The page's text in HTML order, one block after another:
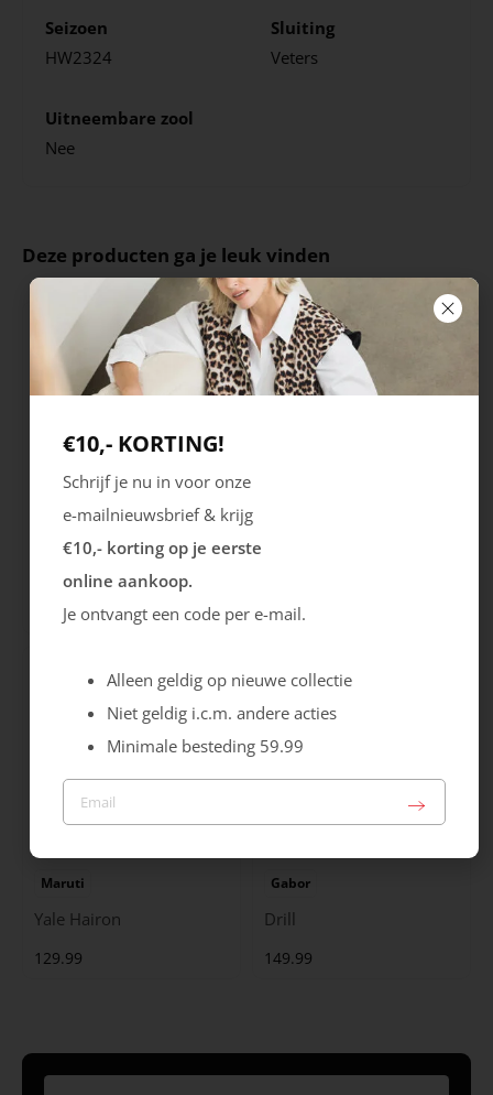
Seizoen
HW2324
Sluiting
Veters
Uitneembare zool
Nee
Deze producten ga je leuk vinden
Rieker
Cristallino
99.99 129.99
Maruti
Yale Hairon
129.99
Gabor
Drill
149.99
€10,- KORTING!
Schrijf je nu in voor onze
e-mailnieuwsbrief & krijg
€10,- korting op je eerste
online aankoop.
Je ontvangt een code per e-mail.
Alleen geldig op nieuwe collectie
Niet geldig i.c.m. andere acties
Minimale besteding 59.99